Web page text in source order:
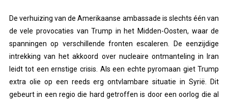
De verhuizing van de Amerikaanse ambassade is slechts één van
de vele provocaties van Trump in het Midden-Oosten, waar de
spanningen op verschillende fronten escaleren. De eenzijdige
intrekking van het akkoord over nucleaire ontmanteling in Iran
leidt tot een ernstige crisis. Als een echte pyromaan giet Trump
extra olie op een reeds erg ontvlambare situatie in Syrië. Dit
gebeurt in een regio die hard getroffen is door een oorlog die al